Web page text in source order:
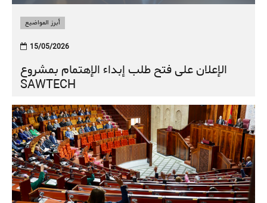
أبرز المواضيع
15/05/2026
الإعلان على فتح طلب إبداء الإهتمام بمشروع
SAWTECH